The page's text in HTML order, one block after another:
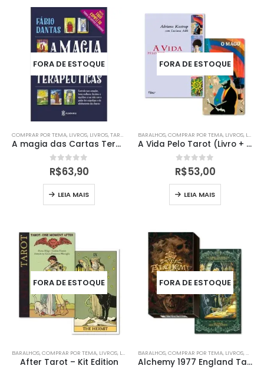
FORA DE ESTOQUE
COMPRAR POR TEMA, LIVROS, LIVROS,TAROT
A magia das Cartas Terapêuticas (Livro + Cartas)
0 out of 5
R$63,90
LEIA MAIS
FORA DE ESTOQUE
BARALHOS,COMPRAR POR TEMA, LIVROS, LIVROS
A Vida Pelo Tarot (Livro + Cartas)
0 out of 5
R$53,00
LEIA MAIS
FORA DE ESTOQUE
BARALHOS,COMPRAR POR TEMA, LIVROS, LIVROS ,LO SCARABEO,ORÁCULOS ,TARÔ ,TAROT,
After Tarot – Kit Edition
FORA DE ESTOQUE
BARALHOS,COMPRAR POR TEMA, LIVROS,
Alchemy 1977 England Tarot